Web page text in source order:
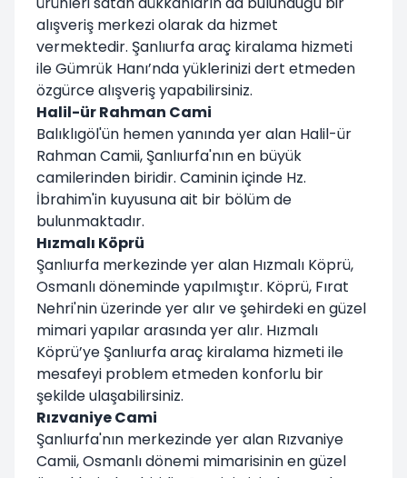
alışveriş merkezi olarak da hizmet
vermektedir. Şanlıurfa araç kiralama hizmeti
ile Gümrük Hanı’nda yüklerinizi dert etmeden
özgürce alışveriş yapabilirsiniz.
Halil-ür Rahman Cami
Balıklıgöl'ün hemen yanında yer alan Halil-ür
Rahman Camii, Şanlıurfa'nın en büyük
camilerinden biridir. Caminin içinde Hz.
İbrahim'in kuyusuna ait bir bölüm de
bulunmaktadır.
Hızmalı Köprü
Şanlıurfa merkezinde yer alan Hızmalı Köprü,
Osmanlı döneminde yapılmıştır. Köprü, Fırat
Nehri'nin üzerinde yer alır ve şehirdeki en güzel
mimari yapılar arasında yer alır. Hızmalı
Köprü’ye Şanlıurfa araç kiralama hizmeti ile
mesafeyi problem etmeden konforlu bir
şekilde ulaşabilirsiniz.
Rızvaniye Cami
Şanlıurfa'nın merkezinde yer alan Rızvaniye
Camii, Osmanlı dönemi mimarisinin en güzel